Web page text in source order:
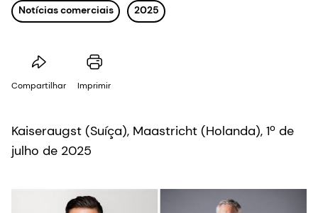
Notícias comerciais 2025
Compartilhar Imprimir
Kaiseraugst (Suíça), Maastricht (Holanda), 1º de
julho de 2025